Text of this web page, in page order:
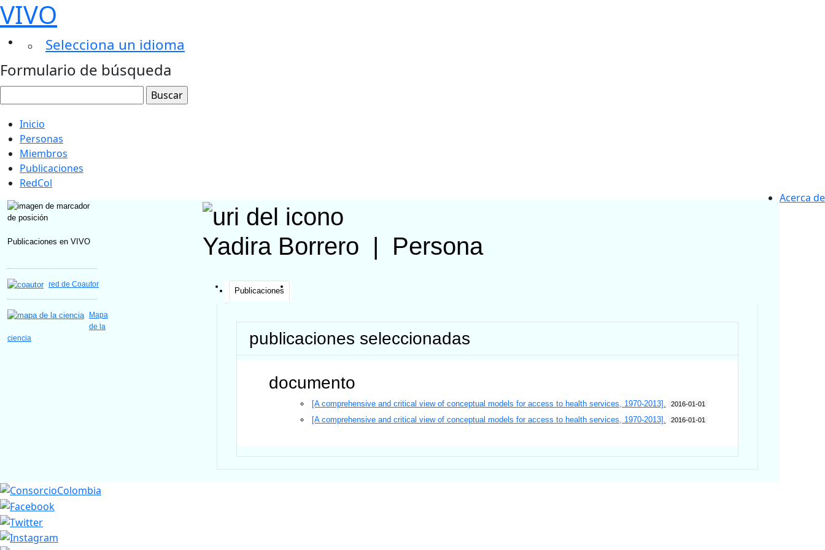
VIVO
Selecciona un idioma
Formulario de búsqueda
Inicio
Personas
Miembros
Publicaciones
RedCol
Acerca de
Publicaciones en VIVO
red de Coautor
Mapa
de la
ciencia
Yadira Borrero Persona
Publicaciones
publicaciones seleccionadas
documento
[A comprehensive and critical view of conceptual models for access to health services, 1970-2013]. 2016-01-01
[A comprehensive and critical view of conceptual models for access to health services, 1970-2013]. 2016-01-01